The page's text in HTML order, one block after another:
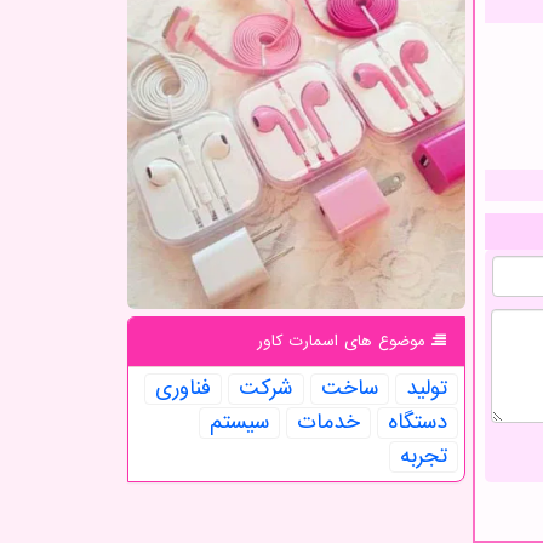
موضوع های اسمارت كاور
تولید ساخت شركت
فناوری
دستگاه
خدمات
سیستم
تجربه